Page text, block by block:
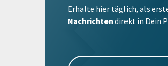
Erhalte hier täglich, als
Nachrichten direkt in Dein